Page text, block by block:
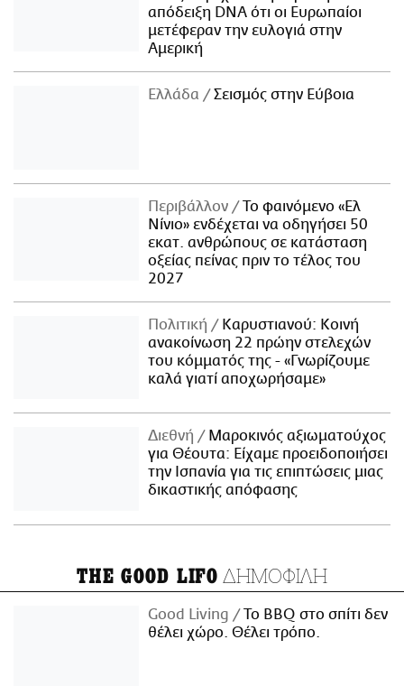
απόδειξη DNA ότι οι Ευρωπαίοι
μετέφεραν την ευλογιά στην
Αμερική
Ελλάδα Σεισμός στην Εύβοια
Περιβάλλον
Το φαινόμενο «Ελ
Νίνιο» ενδέχεται να οδηγήσει 50
εκατ. ανθρώπους σε κατάσταση
οξείας πείνας πριν το τέλος του
2027
Πολιτική
Καρυστιανού: Κοινή
ανακοίνωση 22 πρώην στελεχών
του κόμματός της - «Γνωρίζουμε
καλά γιατί αποχωρήσαμε»
Διεθνή
Μαροκινός αξιωματούχος
για Θέουτα: Είχαμε προειδοποιήσει
την Ισπανία για τις επιπτώσεις μιας
δικαστικής απόφασης
THE GOOD LIFO ΔΗΜΟΦΙΛΗ
Good Living
Το BBQ στο σπίτι δεν
θέλει χώρο. Θέλει τρόπο.